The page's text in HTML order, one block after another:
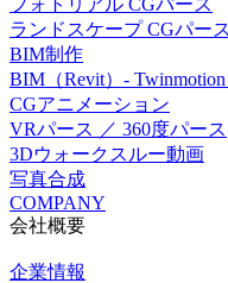
ランドスケープ CGパース
BIM制作
BIM（Revit）-
CGアニメーション
VRパース ／ 360度パース
3Dウォークスルー動画
写真合成
COMPANY
会社概要
企業情報